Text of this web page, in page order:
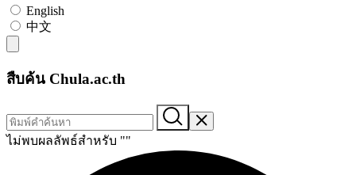
English
中文
สืบค้น Chula.ac.th
ไม่พบผลลัพธ์สำหรับ ""